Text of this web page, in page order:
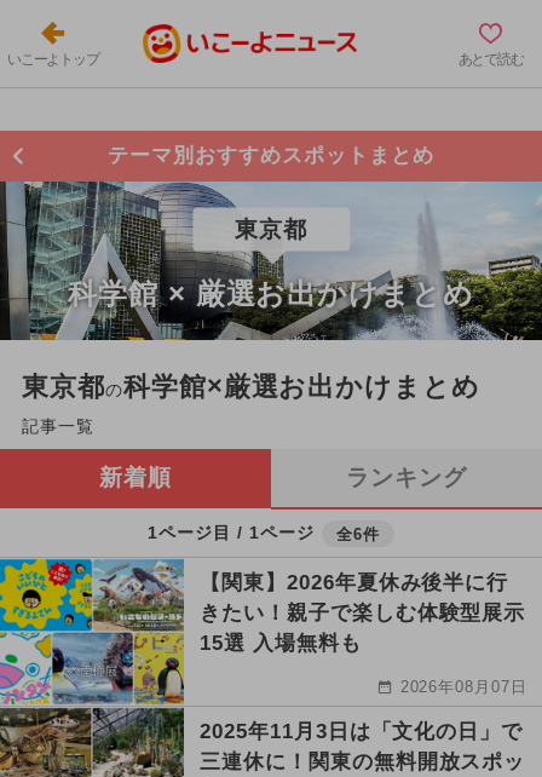
いこーよトップ あとで読む
テーマ別おすすめスポットまとめ
東京都
科学館 × 厳選お出かけまとめ
東京都の科学館×厳選お出かけまとめ
記事一覧
新着順 ランキング
1ページ目 / 1ページ 全6件
【関東】2026年夏休み後半に行
きたい！親子で楽しむ体験型展示
15選 入場無料も
2026年08月07日
2025年11月3日は「文化の日」で
三連休に！関東の無料開放スポッ